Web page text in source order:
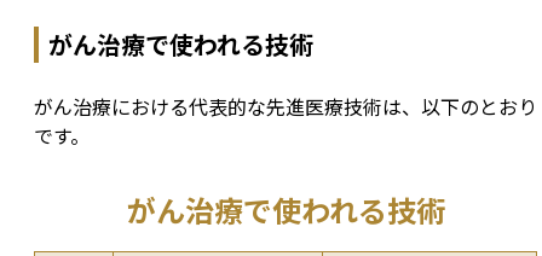
がん治療で使われる技術
がん治療における代表的な先進医療技術は、以下のとおり
です。
がん治療で使われる技術